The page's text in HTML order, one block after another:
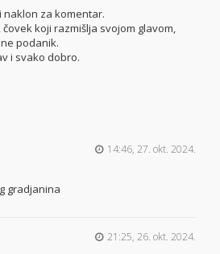
naklon za komentar.
čovek koji razmišlja svojom glavom,
ne podanik.
i svako dobro.
14:46, 27. okt. 2024.
gradjanina
21:25, 26. okt. 2024.